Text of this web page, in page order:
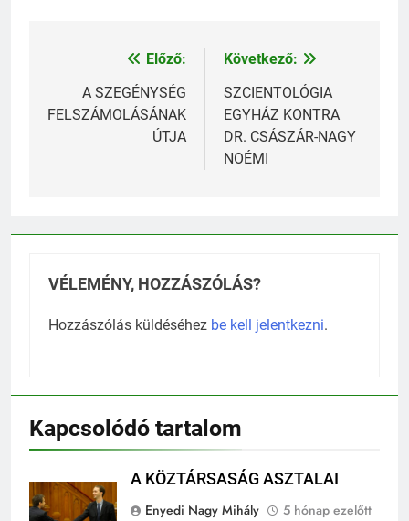
Bejegyzés
navigáció
Előző:
A SZEGÉNYSÉG
FELSZÁMOLÁSÁNAK
ÚTJA
Következő:
SZCIENTOLÓGIA
EGYHÁZ KONTRA
DR. CSÁSZÁR-NAGY
NOÉMI
VÉLEMÉNY, HOZZÁSZÓLÁS?
Hozzászólás küldéséhez be kell jelentkezni.
Kapcsolódó tartalom
A KÖZTÁRSASÁG ASZTALAI
Enyedi Nagy Mihály
5 hónap ezelőtt